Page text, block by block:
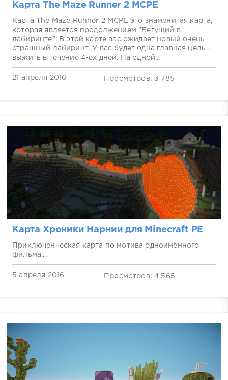
Карта The Maze Runner 2 MCPE
Карта The Maze Runner 2 MCPE это знаменитая карта,
которая является продолжением "Бегущий в
лабиринте". В этой карте вас ожидает новый очень
страшный лабиринт. У вас будет одна главная цель -
выжить в течение 4-ех дней. На одной...
21 апреля 2016 Просмотров: 3 785
Карта Хроники Нарнии для Minecraft PE
Приключенческая карта по мотива одноимённого
фильма....
5 апреля 2016 Просмотров: 4 565